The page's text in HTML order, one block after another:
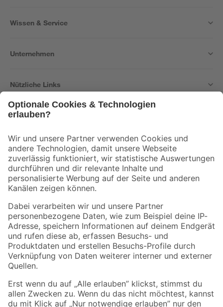
Wissen & Service
Unternehmen
Nützliche Links
Der toom Newsletter: Keine Angebote und Aktionen mehr verpassen!
Zur Newsletter Anmeldung
Folge uns
Zahlungsarten Versandarten
Sicher einkaufen